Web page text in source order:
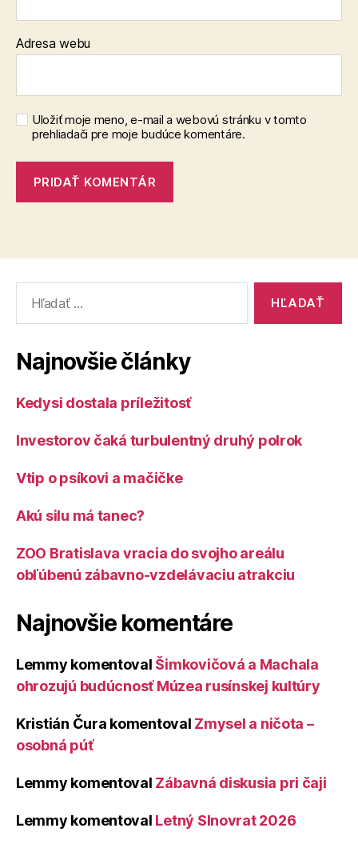
Adresa webu
Uložiť moje meno, e-mail a webovú stránku v tomto
prehliadači pre moje budúce komentáre.
Najnovšie články
Kedysi dostala príležitosť
Investorov čaká turbulentný druhý polrok
Vtip o psíkovi a mačičke
Akú silu má tanec?
ZOO Bratislava vracia do svojho areálu
obľúbenú zábavno-vzdelávaciu atrakciu
Najnovšie komentáre
Lemmy komentoval Šimkovičová a Machala
ohrozujú budúcnosť Múzea rusínskej kultúry
Kristián Čura komentoval Zmysel a ničota –
osobná púť
Lemmy komentoval Zábavná diskusia pri čaji
Lemmy komentoval Letný Slnovrat 2026